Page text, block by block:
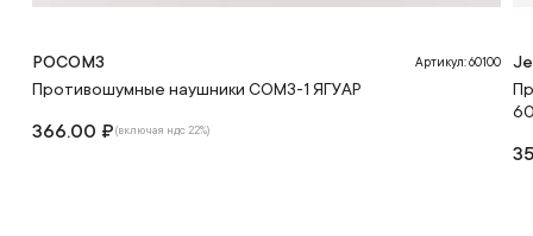
РОСОМЗ Артикул: 60100
Противошумные наушники СОМЗ-1 ЯГУАР
366.00 ₽(включая ндс 22%)